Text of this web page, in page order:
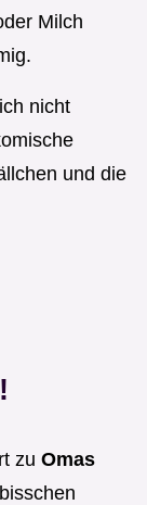
Milch
nicht
und die
zu Omas